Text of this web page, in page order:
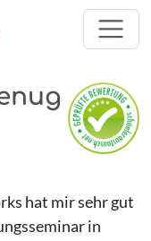
hat mir sehr gut
in